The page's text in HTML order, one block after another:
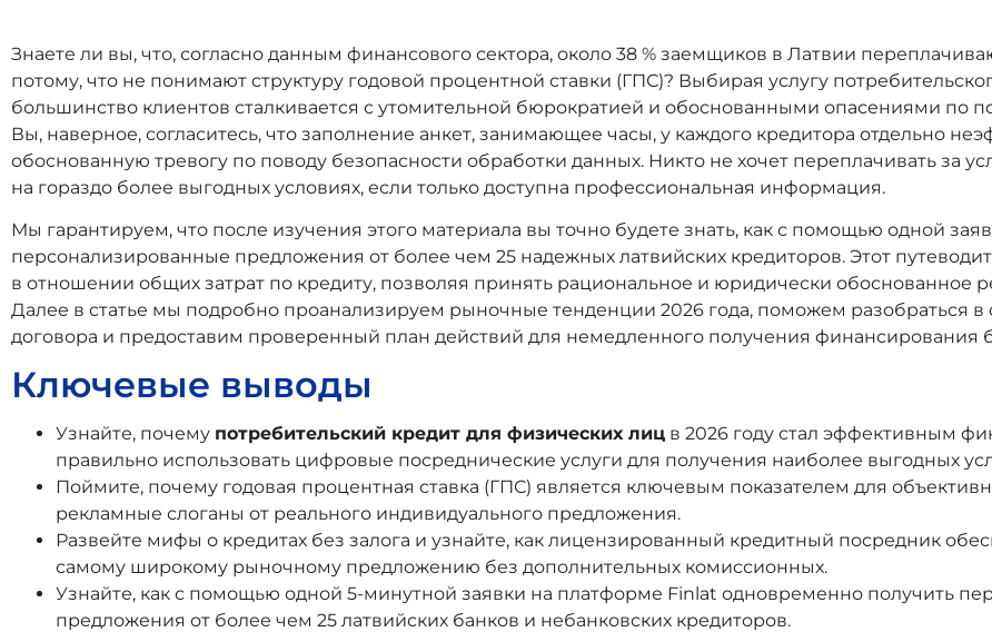
Знаете ли вы, что, согласно данным финансового сектора, около 38 % заемщиков в Латвии
потому, что не понимают структуру годовой процентной ставки (ГПС)? Выбирая услугу
большинство клиентов сталкивается с утомительной бюрократией и обоснованными опасениями по
Вы, наверное, согласитесь, что заполнение анкет, занимающее часы, у каждого кредитора отдельно
обоснованную тревогу по поводу безопасности обработки данных. Никто не хочет переплачивать за
на гораздо более выгодных условиях, если только доступна профессиональная информация.
Мы гарантируем, что после изучения этого материала вы точно будете знать, как с помощью одной
персонализированные предложения от более чем 25 надежных латвийских кредиторов. Этот
в отношении общих затрат по кредиту, позволяя принять рациональное и юридически
Далее в статье мы подробно проанализируем рыночные тенденции 2026 года, поможем разобраться в
договора и предоставим проверенный план действий для немедленного получения финансирования
Ключевые выводы
Узнайте, почему потребительский кредит для физических лиц в 2026 году стал эффективным
правильно использовать цифровые посреднические услуги для получения наиболее выгодных
Поймите, почему годовая процентная ставка (ГПС) является ключевым показателем для
рекламные слоганы от реального индивидуального предложения.
Развейте мифы о кредитах без залога и узнайте, как лицензированный кредитный посредник
самому широкому рыночному предложению без дополнительных комиссионных.
Узнайте, как с помощью одной 5-минутной заявки на платформе Finlat одновременно получить
предложения от более чем 25 латвийских банков и небанковских кредиторов.